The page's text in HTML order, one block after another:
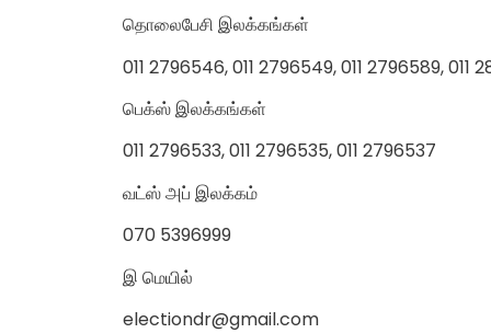
தொலைபேசி இலக்கங்கள்
011 2796546, 011 2796549, 011 2796589, 011
பெக்ஸ் இலக்கங்கள்
011 2796533, 011 2796535, 011 2796537
வட்ஸ் அப் இலக்கம்
070 5396999
இ மெயில்
electiondr@gmail.com